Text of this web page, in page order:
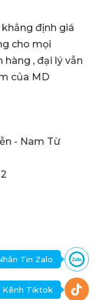
định giá
cho mọi
, đại lý vẫn
của MD
- Nam Từ
Tin Zalo
Kênh Tiktok